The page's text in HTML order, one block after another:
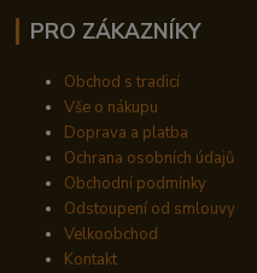
PRO ZÁKAZNÍKY
Obchod s tradicí
Vše o nákupu
Doprava a platba
Ochrana osobních údajů
Obchodní podmínky
Odstoupení od smlouvy
Velkoobchod
Kontakt